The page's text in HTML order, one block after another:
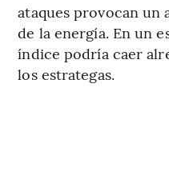
ataques provocan un
de la energía. En un
índice podría caer
los estrategas.